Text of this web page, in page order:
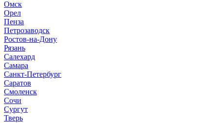
Омск
Орел
Пенза
Петрозаводск
Ростов-на-Дону
Рязань
Салехард
Самара
Санкт-Петербург
Саратов
Смоленск
Сочи
Сургут
Тверь